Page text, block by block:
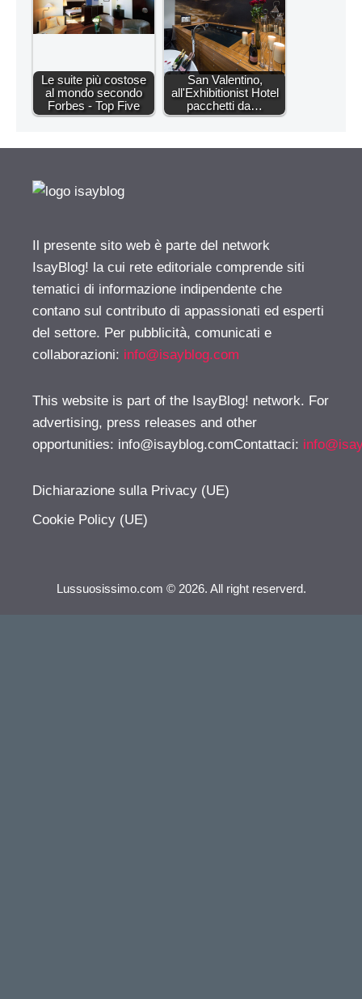
Le suite più costose
al mondo secondo
Forbes - Top Five
San Valentino,
all'Exhibitionist Hotel
pacchetti da…
Il presente sito web è parte del network
IsayBlog! la cui rete editoriale comprende siti
tematici di informazione indipendente che
contano sul contributo di appassionati ed esperti
del settore. Per pubblicità, comunicati e
collaborazioni: info@isayblog.com
This website is part of the IsayBlog! network. For
advertising, press releases and other
opportunities: info@isayblog.comContattaci:
Dichiarazione sulla Privacy (UE)
Cookie Policy (UE)
Lussuosissimo.com © 2026. All right reserverd.